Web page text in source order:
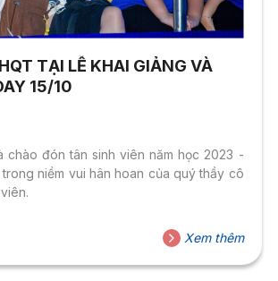
TẠI LỄ KHAI GIẢNG VÀ
15/10
chào đón tân sinh viên năm học 2023 -
niềm vui hân hoan của quý thầy cô
Xem thêm